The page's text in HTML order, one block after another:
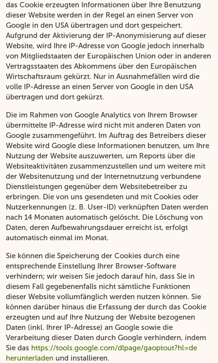
das Cookie erzeugten Informationen über Ihre Benutzung
dieser Website werden in der Regel an einen Server von
Google in den USA übertragen und dort gespeichert.
Aufgrund der Aktivierung der IP-Anonymisierung auf dieser
Website, wird Ihre IP-Adresse von Google jedoch innerhalb
von Mitgliedstaaten der Europäischen Union oder in anderen
Vertragsstaaten des Abkommens über den Europäischen
Wirtschaftsraum gekürzt. Nur in Ausnahmefällen wird die
volle IP-Adresse an einen Server von Google in den USA
übertragen und dort gekürzt.
Die im Rahmen von Google Analytics von Ihrem Browser
übermittelte IP-Adresse wird nicht mit anderen Daten von
Google zusammengeführt. Im Auftrag des Betreibers dieser
Website wird Google diese Informationen benutzen, um Ihre
Nutzung der Website auszuwerten, um Reports über die
Websiteaktivitäten zusammenzustellen und um weitere mit
der Websitenutzung und der Internetnutzung verbundene
Dienstleistungen gegenüber dem Websitebetreiber zu
erbringen. Die von uns gesendeten und mit Cookies oder
Nutzerkennungen (z. B. User-ID) verknüpften Daten werden
nach 14 Monaten automatisch gelöscht. Die Löschung von
Daten, deren Aufbewahrungsdauer erreicht ist, erfolgt
automatisch einmal im Monat.
Sie können die Speicherung der Cookies durch eine
entsprechende Einstellung Ihrer Browser-Software
verhindern; wir weisen Sie jedoch darauf hin, dass Sie in
diesem Fall gegebenenfalls nicht sämtliche Funktionen
dieser Website vollumfänglich werden nutzen können. Sie
können darüber hinaus die Erfassung der durch das Cookie
erzeugten und auf Ihre Nutzung der Website bezogenen
Daten (inkl. Ihrer IP-Adresse) an Google sowie die
Verarbeitung dieser Daten durch Google verhindern, indem
Sie das https://tools.google.com/dlpage/gaoptout?hl=de
herunterladen und installieren.